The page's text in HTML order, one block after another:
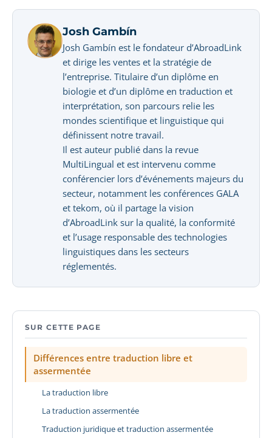
Josh Gambín
Josh Gambín est le fondateur d’AbroadLink
et dirige les ventes et la stratégie de
l’entreprise. Titulaire d’un diplôme en
biologie et d’un diplôme en traduction et
interprétation, son parcours relie les
mondes scientifique et linguistique qui
définissent notre travail.
Il est auteur publié dans la revue
MultiLingual et est intervenu comme
conférencier lors d’événements majeurs du
secteur, notamment les conférences GALA
et tekom, où il partage la vision
d’AbroadLink sur la qualité, la conformité
et l’usage responsable des technologies
linguistiques dans les secteurs
réglementés.
SUR CETTE PAGE
Différences entre traduction libre et
assermentée
La traduction libre
La traduction assermentée
Traduction juridique et traduction assermentée